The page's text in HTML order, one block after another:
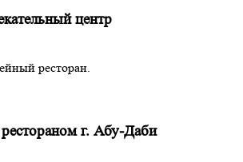
центр
ресторан.
г. Абу-Даби